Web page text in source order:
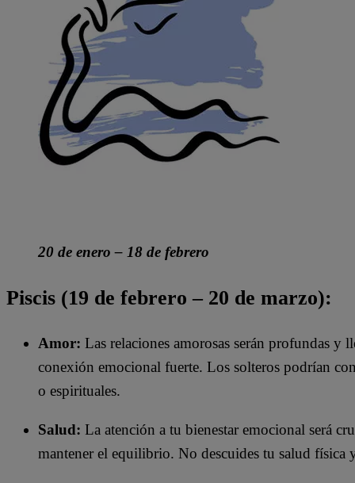
20 de enero – 18 de febrero
Piscis (19 de febrero – 20 de marzo):
Amor: Las relaciones amorosas serán profundas y
conexión emocional fuerte. Los solteros podrían
o espirituales.​
Salud: La atención a tu bienestar emocional será
mantener el equilibrio. No descuides tu salud física